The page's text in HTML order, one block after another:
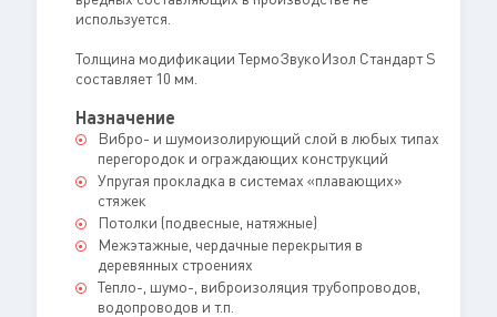
используется.
Толщина модификации ТермоЗвукоИзол Стандарт S
составляет 10 мм.
Назначение
Вибро- и шумоизолирующий слой в любых типах
перегородок и ограждающих конструкций
Упругая прокладка в системах «плавающих»
стяжек
Потолки (подвесные, натяжные)
Межэтажные, чердачные перекрытия в
деревянных строениях
Тепло-, шумо-, виброизоляция трубопроводов,
водопроводов и т.п.